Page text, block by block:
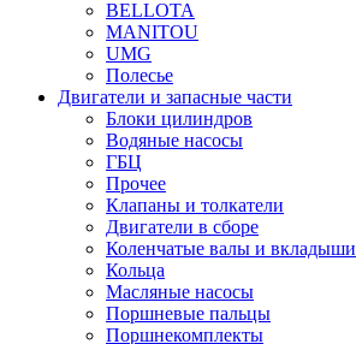
BELLOTA
MANITOU
UMG
Полесье
Двигатели и запасные части
Блоки цилиндров
Водяные насосы
ГБЦ
Прочее
Клапаны и толкатели
Двигатели в сборе
Коленчатые валы и вкладыши
Кольца
Масляные насосы
Поршневые пальцы
Поршнекомплекты